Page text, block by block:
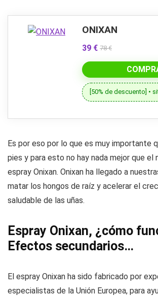
ONIXAN
39 € 78 €
[50% de descuento] •
Es por eso por lo que es muy importante
pies y para esto no hay nada mejor que el
espray Onixan. Onixan ha llegado a
matar los hongos de raíz y acelerar el
saludable de las uñas.
Espray Onixan, ¿cómo
Efectos secundarios…
El espray Onixan ha sido fabricado por
especialistas de la Unión Europea, para